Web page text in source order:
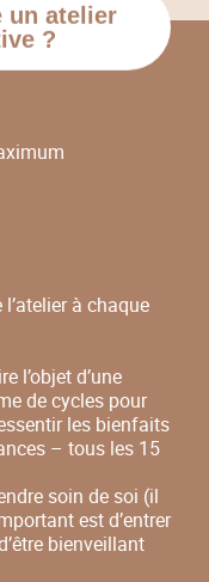
un atelier
?
à chaque
l’objet d’une
de cycles pour
les bienfaits
– tous les 15
soin de soi (il
est d’entrer
bienveillant